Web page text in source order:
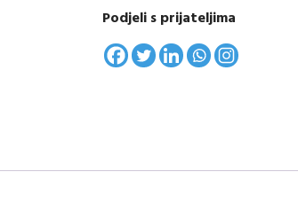
Podjeli s prijateljima